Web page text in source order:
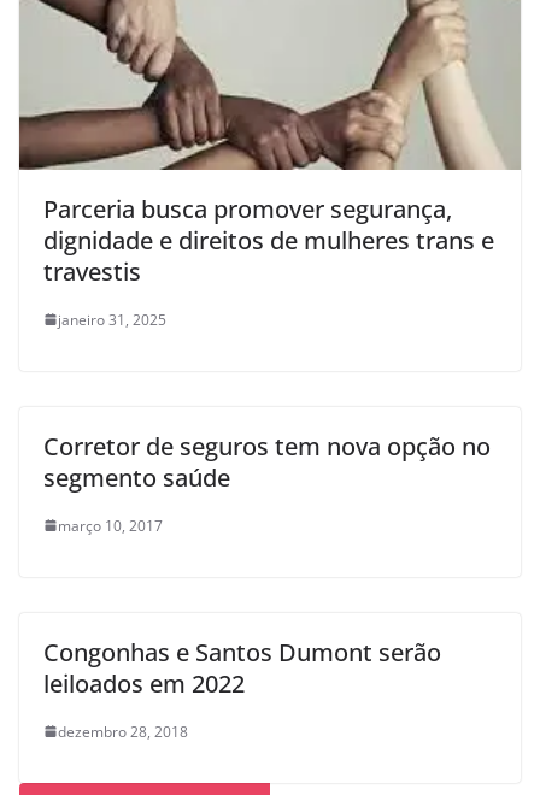
Parceria busca promover segurança,
dignidade e direitos de mulheres trans e
travestis
janeiro 31, 2025
Corretor de seguros tem nova opção no
segmento saúde
março 10, 2017
Congonhas e Santos Dumont serão
leiloados em 2022
dezembro 28, 2018